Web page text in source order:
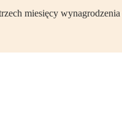
miesięcy wynagrodzenia